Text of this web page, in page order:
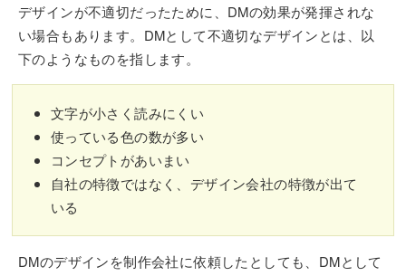
デザインが不適切だったために、DMの効果が発揮されな
い場合もあります。DMとして不適切なデザインとは、以
下のようなものを指します。
文字が小さく読みにくい
使っている色の数が多い
コンセプトがあいまい
自社の特徴ではなく、デザイン会社の特徴が出て
いる
DMのデザインを制作会社に依頼したとしても、DMとして